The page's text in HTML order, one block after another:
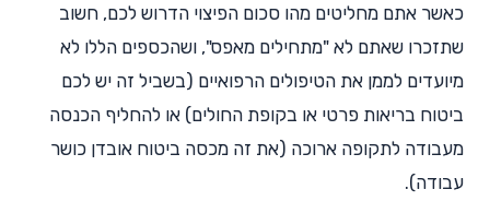
כאשר אתם מחליטים מהו סכום הפיצוי הדרוש לכם, חשוב
שתזכרו שאתם לא "מתחילים מאפס", ושהכספים הללו לא
מיועדים לממן את הטיפולים הרפואיים (בשביל זה יש לכם
ביטוח בריאות פרטי או בקופת החולים) או להחליף הכנסה
מעבודה לתקופה ארוכה (את זה מכסה ביטוח אובדן כושר
עבודה).